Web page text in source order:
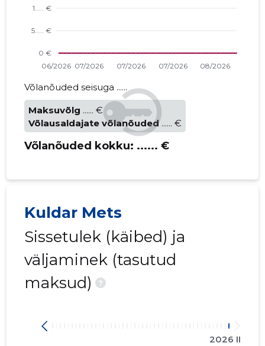
Võlanõuded seisuga ......
Maksuvõlg ...... €
Võlausaldajate võlanõuded ...... €
Võlanõuded kokku: ...... €
Kuldar Mets
Sissetulek (käibed) ja
väljaminek (tasutud
maksud)
?
2026 II